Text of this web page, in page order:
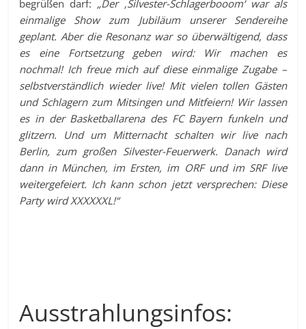
begrüßen darf: „Der ‚Silvester-Schlagerbooom‘ war als
einmalige Show zum Jubiläum unserer Sendereihe
geplant. Aber die Resonanz war so überwältigend, dass
es eine Fortsetzung geben wird: Wir machen es
nochmal! Ich freue mich auf diese einmalige Zugabe –
selbstverständlich wieder live! Mit vielen tollen Gästen
und Schlagern zum Mitsingen und Mitfeiern! Wir lassen
es in der Basketballarena des FC Bayern funkeln und
glitzern. Und um Mitternacht schalten wir live nach
Berlin, zum großen Silvester-Feuerwerk. Danach wird
dann in München, im Ersten, im ORF und im SRF live
weitergefeiert. Ich kann schon jetzt versprechen: Diese
Party wird XXXXXXL!“
Ausstrahlungsinfos: